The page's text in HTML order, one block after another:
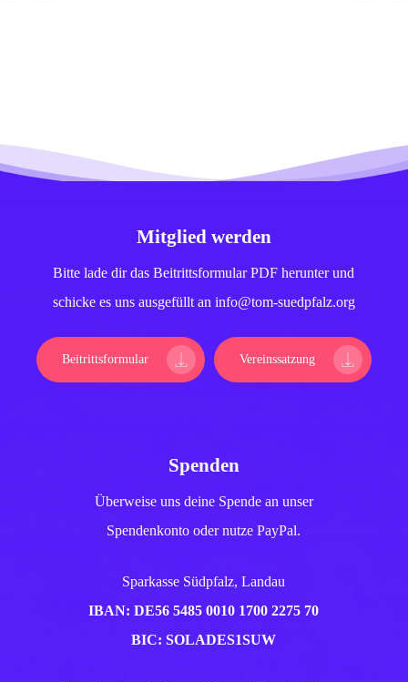
Mitglied werden
Bitte lade dir das Beitrittsformular PDF herunter und
schicke es uns ausgefüllt an info@tom-suedpfalz.org
Beitrittsformular Vereinssatzung
Spenden
Überweise uns deine Spende an unser
Spendenkonto oder nutze PayPal.
Sparkasse Südpfalz, Landau
IBAN: DE56 5485 0010 1700 2275 70
BIC: SOLADES1SUW